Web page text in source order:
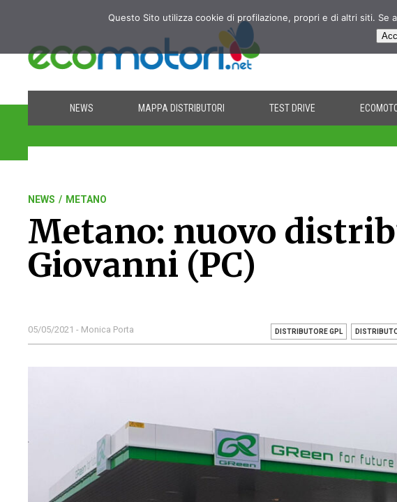
NEWS MAPPA DISTRIBUTORI TEST DRIVE
NEWS / METANO
Metano: nuovo
Giovanni (PC)
05/05/2021 - Monica Porta DISTRIBUTORE GPL
Questo Sito utilizza cookie di profilazione, propri e di altri siti.